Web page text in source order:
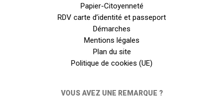
Papier-Citoyenneté
RDV carte d’identité et passeport
Démarches
Mentions légales
Plan du site
Politique de cookies (UE)
VOUS AVEZ UNE REMARQUE ?